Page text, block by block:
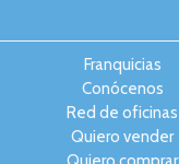
Franquicias
Conócenos
Red de oficinas
Quiero vender